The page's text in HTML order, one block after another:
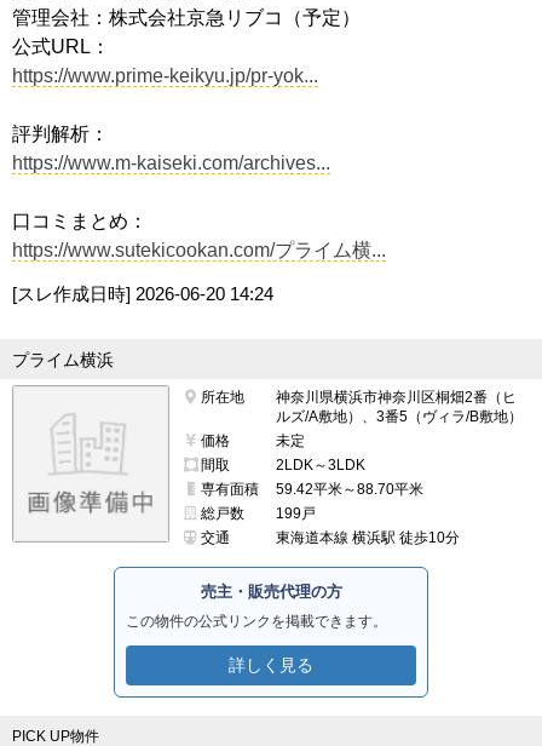
管理会社：株式会社京急リブコ（予定）
公式URL：
https://www.prime-keikyu.jp/pr-yok...
評判解析：
https://www.m-kaiseki.com/archives...
口コミまとめ：
https://www.sutekicookan.com/プライム横...
[スレ作成日時] 2026-06-20 14:24
プライム横浜
所在地
神奈川県横浜市神奈川区桐畑2番（ヒ
ルズ/A敷地）、3番5（ヴィラ/B敷地）
価格
未定
間取
2LDK～3LDK
専有面積
59.42平米～88.70平米
総戸数
199戸
交通
東海道本線 横浜駅 徒歩10分
売主・販売代理の方
この物件の公式リンクを掲載できます。
詳しく見る
PICK UP物件